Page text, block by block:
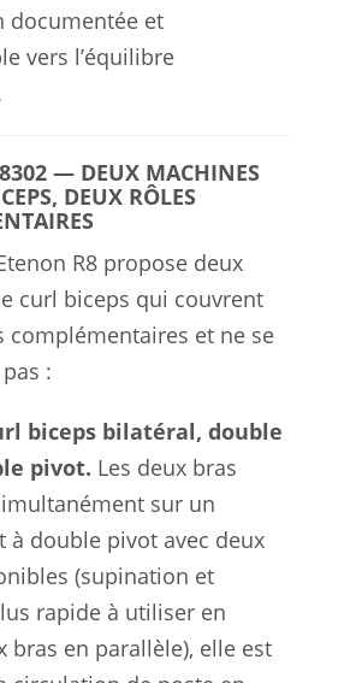
documentée et
vers l’équilibre
— DEUX MACHINES
DEUX RÔLES
R8 propose deux
curl biceps qui couvrent
complémentaires et ne se
:
biceps bilatéral, double
pivot. Les deux bras
sur un
à double pivot avec deux
(supination et
rapide à utiliser en
bras en parallèle), elle est